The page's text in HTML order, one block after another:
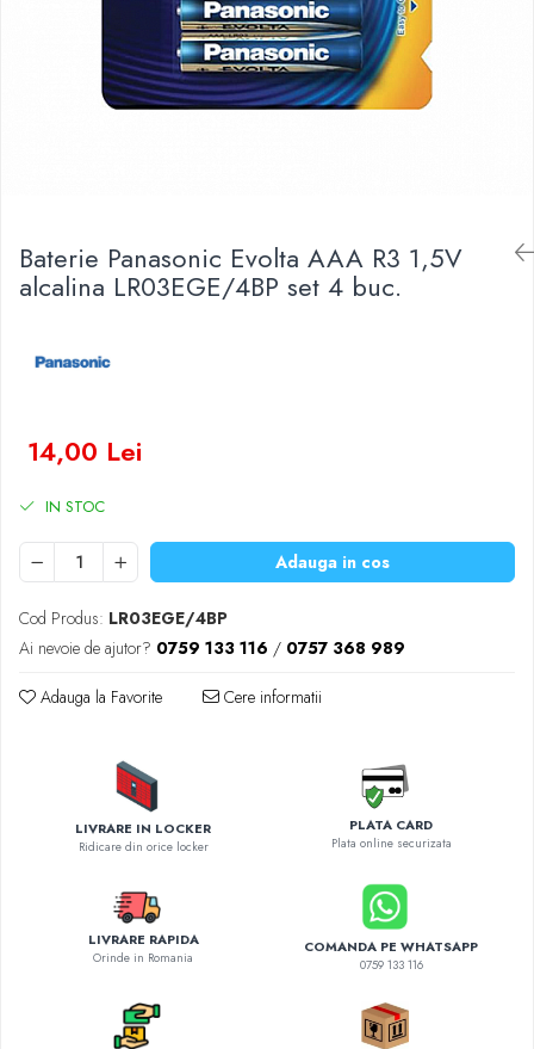
Prelungitoare
Stabilizatoare tensiune
Diverse gadgeturi
Accesorii auto
Roboti pornire
Diverse accesorii auto
Carcase protectie NOCO BOOST
Invertoare Auto
Incarcator masina electrica
Compresoare
Baterie Panasonic Evolta AAA R3 1,5V
alcalina LR03EGE/4BP set 4 buc.
14,00 Lei
IN STOC
Adauga in cos
Cod Produs: LR03EGE/4BP
Ai nevoie de ajutor? 0759 133 116 / 0757 368 989
Adauga la Favorite Cere informatii
LIVRARE IN LOCKER
Ridicare din orice locker
PLATA CARD
Plata online securizata
LIVRARE RAPIDA
Orinde in Romania
COMANDA PE WHATSAPP
0759 133 116